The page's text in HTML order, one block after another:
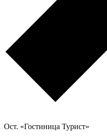
Ост. «Гостиница Турист»